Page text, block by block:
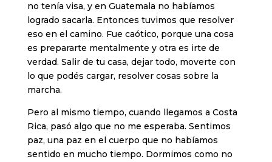
no tenía visa, y en Guatemala no habíamos
logrado sacarla. Entonces tuvimos que resolver
eso en el camino. Fue caótico, porque una cosa
es prepararte mentalmente y otra es irte de
verdad. Salir de tu casa, dejar todo, moverte con
lo que podés cargar, resolver cosas sobre la
marcha.
Pero al mismo tiempo, cuando llegamos a Costa
Rica, pasó algo que no me esperaba. Sentimos
paz, una paz en el cuerpo que no habíamos
sentido en mucho tiempo. Dormimos como no